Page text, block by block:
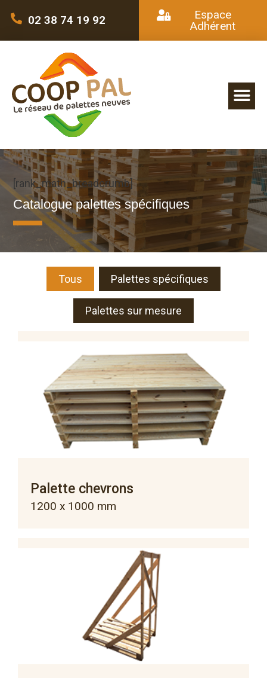
02 38 74 19 92
Espace
Adhérent
[rank_math_breadcrumb]
Catalogue palettes spécifiques
Tous Palettes spécifiques
Palettes sur mesure
Palette chevrons
1200 x 1000 mm